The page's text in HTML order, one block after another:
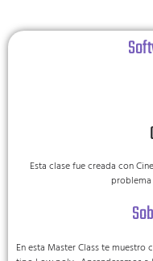
Esta clase fue creada con
problema
En esta Master Class te